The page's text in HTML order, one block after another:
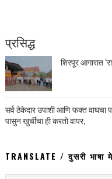
प्रसिद्ध
शिरपूर आगारात
सर्व ठेकेदार उपाशी आणि फक्त वाघचा
पासुन खुर्चीचा ही करतो वापर,
TRANSLATE / दुसरी भाषा